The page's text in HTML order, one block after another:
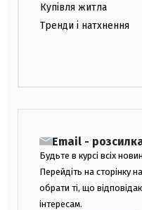
Купівля житла
Тренди і натхнення
Email -
Будьте в курсі всіх
Перейдіть на сторінку
обрати ті, що
інтересам.